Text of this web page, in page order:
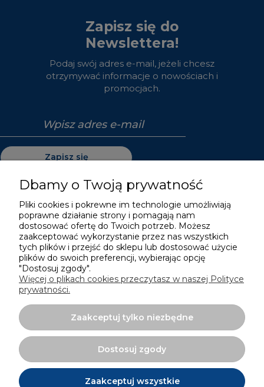
Zapisz się do
Newslettera!
Podaj swój adres e-mail, jeżeli chcesz
otrzymywać informacje o nowościach i
promocjach.
Zapisz się
Pomoc
Moje konto
Płatności i dostawa
Informacje
O nas
Dbamy o Twoją prywatność
Pliki cookies i pokrewne im technologie umożliwiają
poprawne działanie strony i pomagają nam
dostosować ofertę do Twoich potrzeb. Możesz
zaakceptować wykorzystanie przez nas wszystkich
tych plików i przejść do sklepu lub dostosować użycie
plików do swoich preferencji, wybierając opcję
"Dostosuj zgody".
Więcej o plikach cookies przeczytasz w naszej Polityce
prywatności.
Zaakceptuj tylko niezbędne
Dostosuj zgody
Zaakceptuj wszystkie